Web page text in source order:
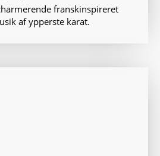
franskinspireret
af ypperste karat.